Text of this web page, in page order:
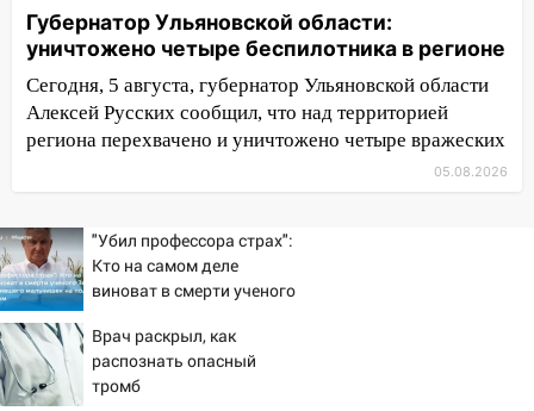
15:00 В Ульяновске после тройного ДТП
госпитализировали 25-летнего байкера
14:32 На Ульяновскую область
надвигается жара
Фруктовой
13:30
В Димитровграде на улице
Трудовой горело здание
13:00
Водитель без прав врезался в
припаркованный автомобиль
Губернатор Ульяновской области:
уничтожено четыре беспилотника в регионе
Сегодня, 5 августа, губернатор Ульяновской области
Алексей Русских сообщил, что над территорией
региона перехвачено и уничтожено четыре вражеских
05.08.2026
"Убил профессора страх":
Кто на самом деле
виноват в смерти ученого
мальчишек на поле с
горохом
Врач раскрыл, как
распознать опасный
тромб